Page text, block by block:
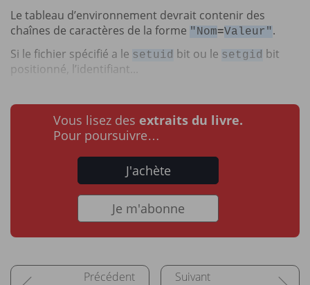
Le tableau d’environnement devrait contenir des
chaînes de caractères de la forme "Nom=Valeur".
Si le fichier spécifié a le setuid bit ou le setgid bit
positionné, l’identifiant...
Vous lisez des extraits du livre.
Pour poursuivre…
J'achète
Je m'abonne